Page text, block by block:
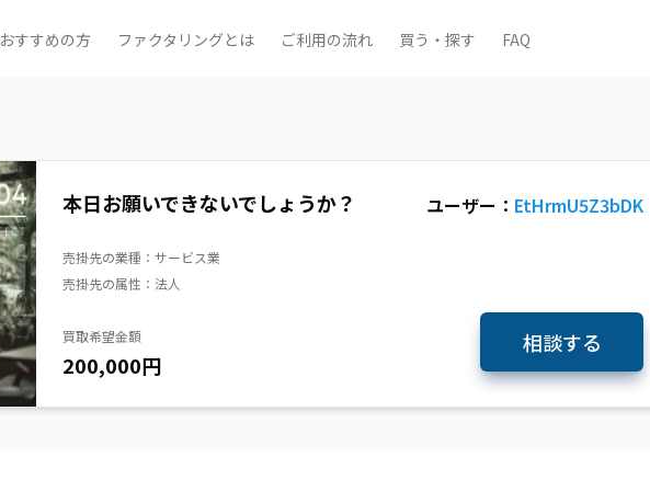
おすすめの方 ファクタリングとは ご利用の流れ 買う・探す FAQ
本日お願いできないでしょうか？
売掛先の業種： サービス業
売掛先の属性： 法人
買取希望金額
200,000円
ユーザー： EtHrmU5Z3bDK
相談する